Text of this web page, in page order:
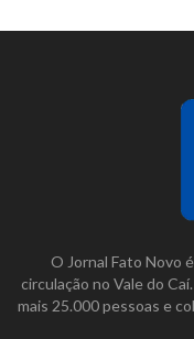
O Jornal Fato Novo
circulação no Vale do
mais 25.000 pessoas e